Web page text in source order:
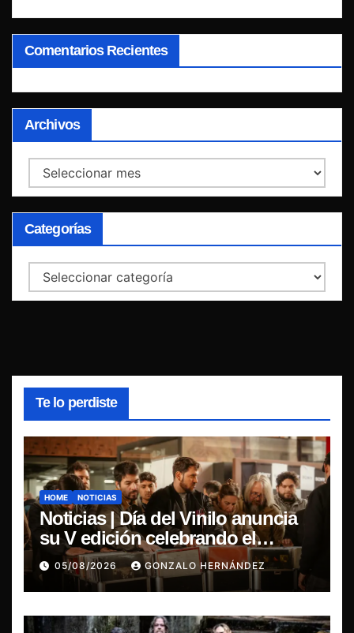
Comentarios Recientes
Archivos
Archivos
Categorías
Categorías
Te lo perdiste
HOME NOTICIAS
Noticias | Día del Vinilo anuncia
su V edición celebrando el
regreso del 7″ fabricado en Chile
05/08/2026 GONZALO HERNÁNDEZ